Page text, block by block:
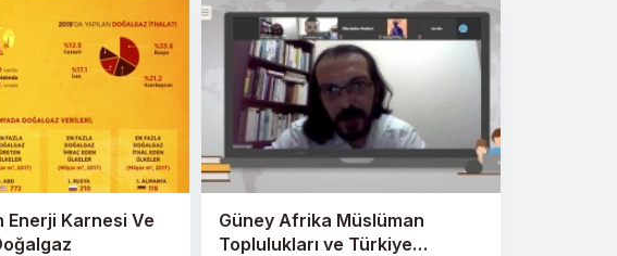
Enerji Karnesi Ve
Güney Afrika Müslüman
Toplulukları ve Türkiye